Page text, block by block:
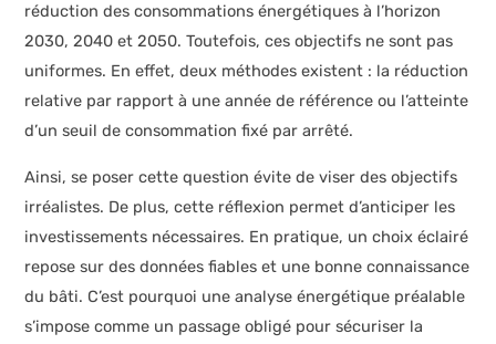
réduction des consommations énergétiques à l’horizon
2030, 2040 et 2050. Toutefois, ces objectifs ne sont pas
uniformes. En effet, deux méthodes existent : la réduction
relative par rapport à une année de référence ou l’atteinte
d’un seuil de consommation fixé par arrêté.
Ainsi, se poser cette question évite de viser des objectifs
irréalistes. De plus, cette réflexion permet d’anticiper les
investissements nécessaires. En pratique, un choix éclairé
repose sur des données fiables et une bonne connaissance
du bâti. C’est pourquoi une analyse énergétique préalable
s’impose comme un passage obligé pour sécuriser la